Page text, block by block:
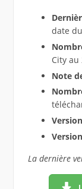
date
City au
Note
La dernière